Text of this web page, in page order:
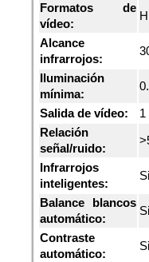
Formatos de
vídeo:
Alcance
infrarrojos:
Iluminación
mínima:
Salida de vídeo:
1
Relación
señal/ruido:
Infrarrojos
inteligentes:
Si
Balance blancos
automático:
Si
Contraste
automático:
Si